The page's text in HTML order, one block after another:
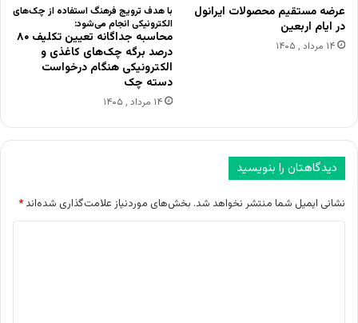
عرضه مستقیم محصولات ایرانول
در ایام اربعین
۱۴ مرداد , ۱۴۰۵
با هدف ترویج فرهنگ استفاده از چک‌های
الکترونیکی انجام می‌شود:
محاسبه جداگانه تعیین تکلیف ۸۰
درصد برگه چک‌های کاغذی و
الکترونیکی هنگام درخواست
دسته چک
۱۴ مرداد , ۱۴۰۵
دیدگاهتان را بنویسید
نشانی ایمیل شما منتشر نخواهد شد. بخش‌های موردنیاز علامت‌گذاری شده‌اند *